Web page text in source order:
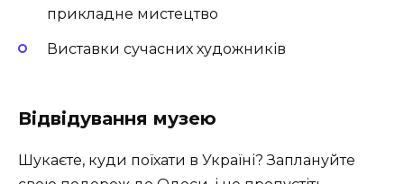
прикладне мистецтво
Виставки сучасних художників
Відвідування музею
Шукаєте, куди поїхати в Україні? Заплануйте